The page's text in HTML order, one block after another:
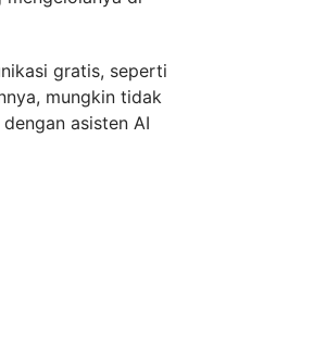
gratis, seperti
mungkin tidak
asisten AI